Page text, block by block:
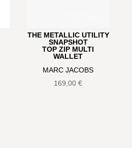
THE METALLIC UTILITY
SNAPSHOT
TOP ZIP MULTI
WALLET
MARC JACOBS
169,00€